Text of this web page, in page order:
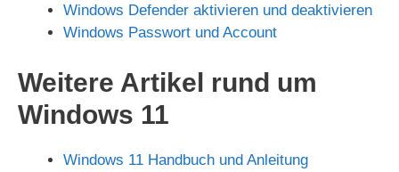
Windows Defender aktivieren und deaktivieren
Windows Passwort und Account
Weitere Artikel rund um
Windows 11
Windows 11 Handbuch und Anleitung